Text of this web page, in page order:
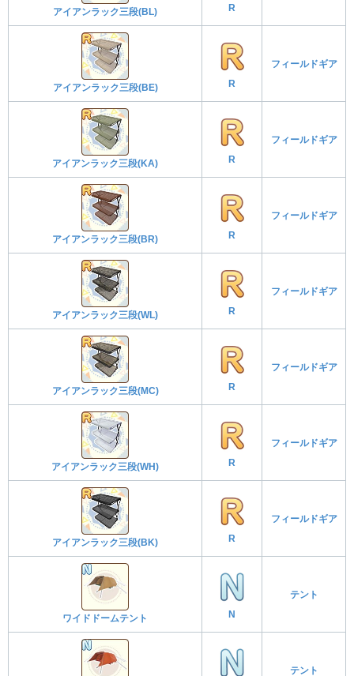
アイアンラック三段(BL) R
アイアンラック三段(BE) R
フィールドギア
アイアンラック三段(KA) R
フィールドギア
アイアンラック三段(BR) R
フィールドギア
アイアンラック三段(WL) R
フィールドギア
アイアンラック三段(MC) R
フィールドギア
アイアンラック三段(WH) R
フィールドギア
アイアンラック三段(BK) R
フィールドギア
ワイドドームテント N
テント
テント